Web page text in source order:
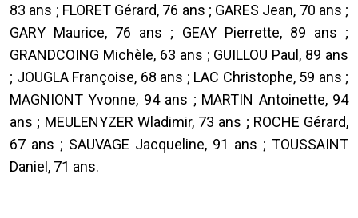
83 ans ; FLORET Gérard, 76 ans ; GARES Jean, 70 ans ;
GARY Maurice, 76 ans ; GEAY Pierrette, 89 ans ;
GRANDCOING Michèle, 63 ans ; GUILLOU Paul, 89 ans
; JOUGLA Françoise, 68 ans ; LAC Christophe, 59 ans ;
MAGNIONT Yvonne, 94 ans ; MARTIN Antoinette, 94
ans ; MEULENYZER Wladimir, 73 ans ; ROCHE Gérard,
67 ans ; SAUVAGE Jacqueline, 91 ans ; TOUSSAINT
Daniel, 71 ans.